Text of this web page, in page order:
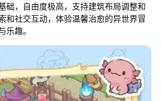
础，自由度极高，支持建筑布局调整和
和社交互动，体验温馨治愈的异世界冒
乐趣。